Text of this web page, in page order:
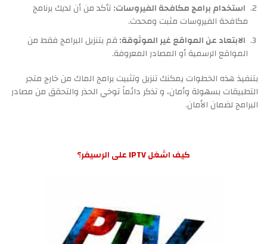
استخدام برامج مكافحة الفيروسات:تأكد من أن لديك برنامج
مكافحة الفيروسات مثبت ومحدث.
الابتعاد عن المواقع غير الموثوقة:قم بتنزيل البرامج فقط من
المواقع الرسمية أو المصادر المعروفة.
بتنفيذ هذه الخطوات يمكنك تنزيل وتثبيت برامج الماك من خارج متجر
التطبيقات بسهولة وأمان، و تذكر دائماً توخي الحذر والتحقق من مصادر
البرامج لضمان الأمان.
كيف اشغل IPTV على الرسيفر؟